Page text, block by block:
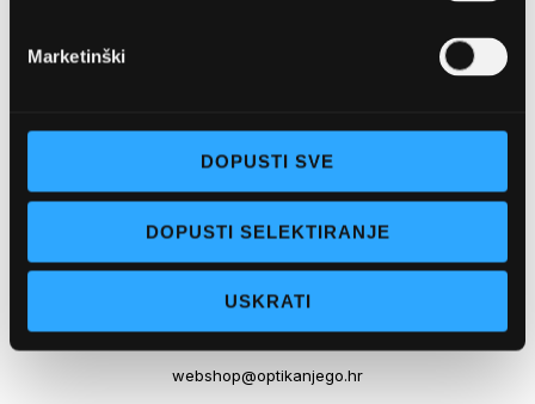
Marketinški
DOPUSTI SVE
DOPUSTI SELEKTIRANJE
USKRATI
+385-(0)21-612-709
Pon - pet: 07 - 21h,
Sub: 07-21h
webshop@optikanjego.hr